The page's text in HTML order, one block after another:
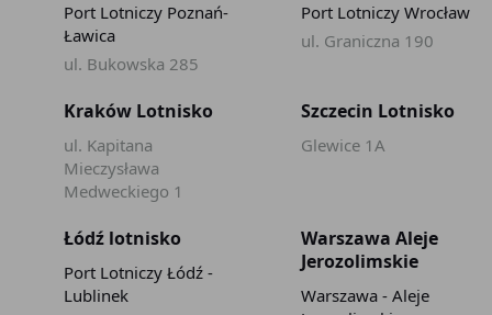
Port Lotniczy Poznań-
Ławica
ul. Bukowska 285
Port Lotniczy Wrocław
ul. Graniczna 190
Kraków Lotnisko
ul. Kapitana
Mieczysława
Medweckiego 1
Szczecin Lotnisko
Glewice 1A
Łódź lotnisko
Port Lotniczy Łódź -
Lublinek
Warszawa Aleje
Jerozolimskie
Warszawa - Aleje